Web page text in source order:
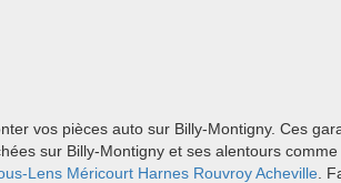
vos pièces auto sur Billy-Montigny. Ces
sur Billy-Montigny et ses alentours comme
Lens Méricourt Harnes RouvroyAcheville .